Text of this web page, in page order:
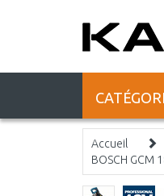
Accueil
BOSCH GCM